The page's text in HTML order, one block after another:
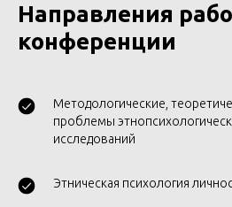
Направления
конференции
Методологические,
проблемы
исследований
Этническая психология